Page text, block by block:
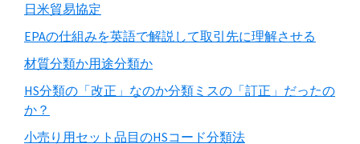
日米貿易協定
EPAの仕組みを英語で解説して取引先に理解させる
材質分類か用途分類か
HS分類の「改正」なのか分類ミスの「訂正」だったの
か？
小売り用セット品目のHSコード分類法